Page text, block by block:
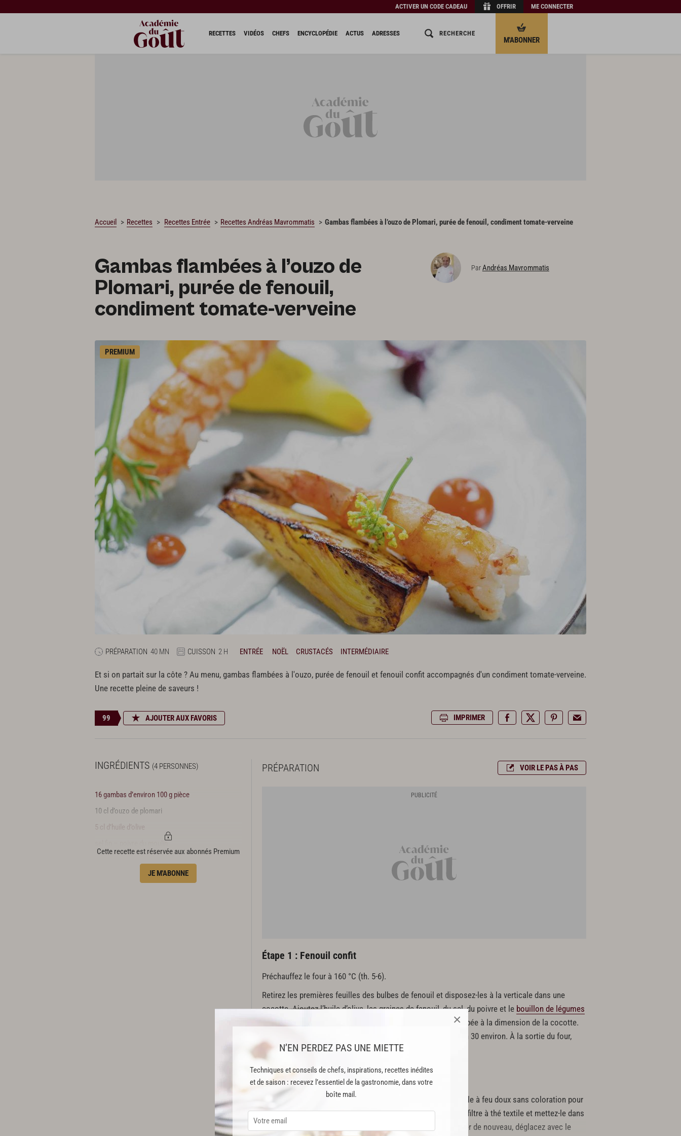
N’EN PERDEZ PAS UNE MIETTE
Techniques et conseils de chefs, inspirations, recettes inédites
et de saison : recevez l’essentiel de la gastronomie, dans votre
boîte mail.
×
ACTIVER UN CODE CADEAU OFFRIR ME CONNECTER
RECETTES VIDÉOS CHEFS ENCYCLOPÉDIE ACTUS ADRESSES RECHERCHE
M'ABONNER
Accueil Recettes Recettes Entrée Recettes Andréas Mavrommatis Gambas flambées à l’ouzo de Plomari, purée de fenouil, condiment tomate-verveine
Gambas flambées à l’ouzo de
Plomari, purée de fenouil,
condiment tomate-verveine
ParAndréas Mavrommatis
PREMIUM
PRÉPARATION 40 MN CUISSON 2 H ENTRÉE NOËL CRUSTACÉS INTERMÉDIAIRE
Et si on partait sur la côte ? Au menu, gambas flambées à l'ouzo, purée de fenouil et fenouil confit accompagnés d'un condiment tomate-verveine.
Une recette pleine de saveurs !
99 AJOUTER AUX FAVORIS IMPRIMER
INGRÉDIENTS (4 PERSONNES)
16 gambas d’environ 100 g pièce
10 cl d’ouzo de plomari
5 cl d’huile d’olive
sel fin – poivre du moulin
Fenouil confit
4 bulbes de fenouil
Cette recette est réservée aux abonnés Premium
JE M'ABONNE
PRÉPARATION VOIR LE PAS À PAS
Étape 1 : Fenouil confit
Préchauffez le four à 160 °C (th. 5-6).
Retirez les premières feuilles des bulbes de fenouil et disposez-les à la verticale dans une
cocotte. Ajoutez l’huile d’olive, les graines de fenouil, du sel, du poivre et le bouillon de légumes
à la grecque
. Couvrez avec une feuille de papier cuisson coupée à la dimension de la cocotte.
Ajoutez le couvercle, portez à ébullition et enfournez pour 1 h 30 environ. À la sortie du four,
laissez refroidir dans le jus de cuisson.
Étape 2 : Purée de fenouil
Faites
le fenouil avec de l’huile d’olive dans une casserole à feu doux sans coloration pour
faire évaporer l’eau de végétation. Placez les épices dans un filtre à thé textile et mettez-le dans
la casserole. Ajoutez-y le beurre et la gousse d’ail. Faites suer de nouveau, déglacez avec le
CHARGEMENT…